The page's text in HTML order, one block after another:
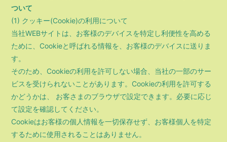
ついて
(1) クッキー(Cookie)の利用について
当社WEBサイトは、お客様のデバイスを特定し利便性を高める
ために、Cookieと呼ばれる情報を、お客様のデバイスに送りま
す。
そのため、Cookieの利用を許可しない場合、当社の一部のサー
ビスを受けられないことがあります。Cookieの利用を許可する
かどうかは、 お客さまのブラウザで設定できます。必要に応じ
て設定を確認してください。
Cookieはお客様の個人情報を一切保存せず、お客様個人を特定
するために使用されることはありません。